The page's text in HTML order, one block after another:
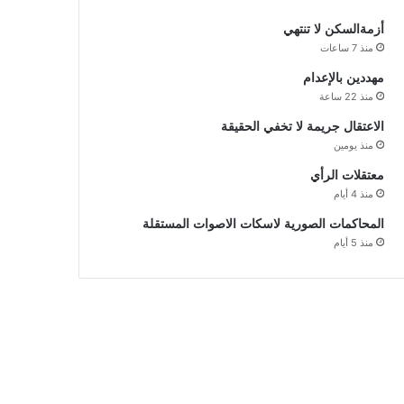
أزمةالسكن لا تنتهي
منذ 7 ساعات
مهددين بالإعدام
منذ 22 ساعة
الاعتقال جريمة لا تخفي الحقيقة
منذ يومين
معتقلات الرأي
منذ 4 أيام
المحاكمات الصورية لاسكات الاصوات المستقلة
منذ 5 أيام